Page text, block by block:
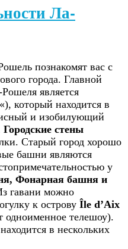
Ла-
познакомят вас с
города. Главной
является
«), который находится в
и изобилующий
Городские стены
Старый город хорошо
башни являются
у
Фонарная башня и
гавани можно
к острову Île d’Aix
одноименное телешоу).
находится в нескольких